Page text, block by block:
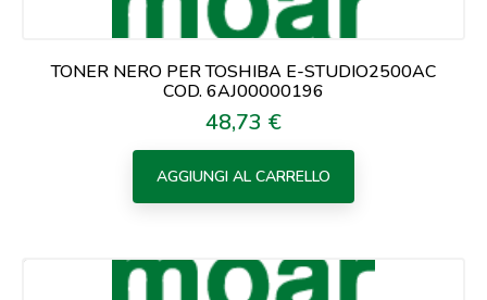
TONER NERO PER TOSHIBA E-STUDIO2500AC
COD. 6AJ00000196
Prezzo
48,73 €
AGGIUNGI AL CARRELLO